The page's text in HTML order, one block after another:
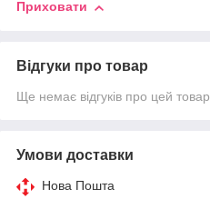
Приховати
Відгуки про товар
Ще немає відгуків про цей товар
Умови доставки
Нова Пошта